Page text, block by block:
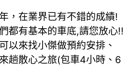
，在業界已有不錯的成績!
都有基本的車底,請您放心!!
以來找小傑做預約安排、
趟散心之旅(包車4小時、6